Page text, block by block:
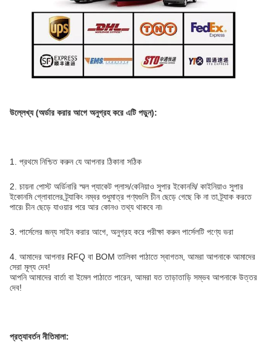
উল্লেখ্য (অর্ডার করার আগে অনুগ্রহ করে এটি পড়ুন):
1. প্রথমে নিশ্চিত করুন যে আপনার ঠিকানা সঠিক
2. চায়না পোস্ট অর্ডিনারি স্মল প্যাকেট প্লাস/কেনিয়াও সুপার ইকোনমি/ কাইনিয়াও সুপার
ইকোনমি গ্লোবালের ট্র্যাকিং নম্বর শুধুমাত্র পণ্যগুলি চীন ছেড়ে গেছে কি না তা ট্র্যাক করতে
পারে৷ চীন ছেড়ে যাওয়ার পরে আর কোনও তথ্য থাকবে না৷
3. পার্সেলের জন্য সাইন করার আগে, অনুগ্রহ করে পরীক্ষা করুন পার্সেলটি পণ্যে ভরা
4. আমাদের আপনার RFQ বা BOM তালিকা পাঠাতে স্বাগতম, আমরা আপনাকে আমাদের
সেরা মূল্য দেব!
আপনি আমাদের বার্তা বা ইমেল পাঠাতে পারেন, আমরা যত তাড়াতাড়ি সম্ভব আপনাকে উত্তর
দেব!
প্রত্যাবর্তন নীতিমালা: